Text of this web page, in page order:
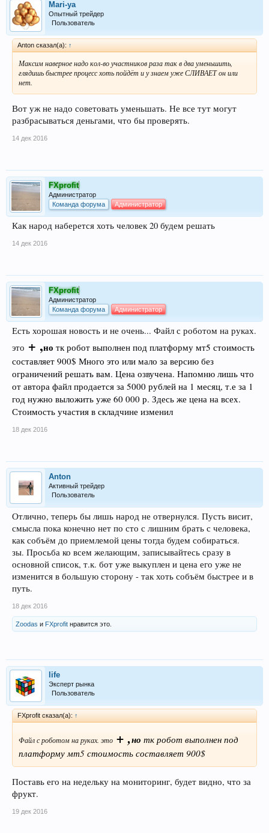
Mari-ya
Опытный трейдер
Пользователь
Anton сказал(а): ↑
Максим наверное надо кол-во участников раза так в два уменьшить,
глядишь быстрее процесс хоть пойдёт и у знаем уже СЛИВАЕТ он или
нет.
Вот уж не надо советовать уменьшать. Не все тут могут
разбрасываться деньгами, что бы проверять.
14 дек 2016
FXprofit
Администратор
Команда форума
Администратор
Как народ наберется хоть человек 20 будем решать
14 дек 2016
FXprofit
Администратор
Команда форума
Администратор
Есть хорошая новость и не очень... Файл с роботом на руках.
это + ,но тк робот выполнен под платформу мт5 стоимость
составляет 900$ Много это или мало за версию без
ограничений решать вам. Цена озвучена. Напомню лишь что
от автора файл продается за 5000 рублей на 1 месяц, т.е за 1
год нужно выложить уже 60 000 р. Здесь же цена на всех.
Стоимость участия в складчине изменил
18 дек 2016
Anton
Активный трейдер
Пользователь
Отлично, теперь бы лишь народ не отвернулся. Пусть висит,
смысла пока конечно нет по сто с лишним брать с человека,
как собъём до приемлемой цены тогда будем собираться.
зы. Просьба ко всем желающим, записывайтесь сразу в
основной список, т.к. бот уже выкуплен и цена его уже не
изменится в большую сторону - так хоть собъём быстрее и в
путь.
18 дек 2016
Zoodas и FXprofit нравится это.
life
Эксперт рынка
Пользователь
FXprofit сказал(а): ↑
Файл с роботом на руках. это + ,но тк робот выполнен под
платформу мт5 стоимость составляет 900$
Поставь его на недельку на мониторинг, будет видно, что за
фрукт.
19 дек 2016